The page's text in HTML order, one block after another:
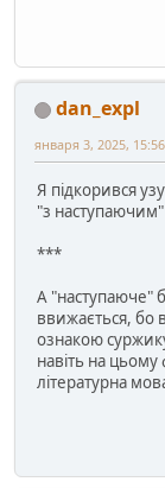
dan_expl
января 3, 2025, 15:56
Я підкорився
"з
***
А "наступаюче"
ввижається, бо
ознакою
навіть на
літературна